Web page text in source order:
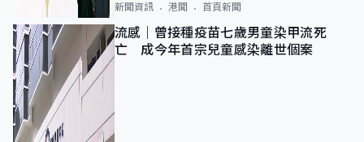
新聞資訊 港聞 首頁新聞
流感｜曾接種疫苗七歲男童染甲流死
亡 成今年首宗兒童感染離世個案